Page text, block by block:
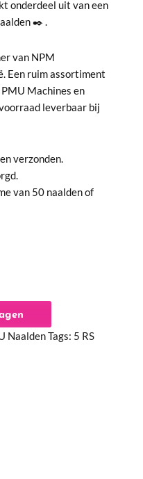
onderdeel uit van een
✒️ .
van NPM
Een ruim assortiment
Machines en
leverbaar bij
verzonden.
van 50 naalden of
NaaldenTags: 5 RS